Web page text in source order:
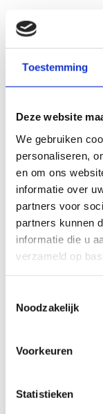
Toestemming
Deze website
We gebruiken
personaliseren,
en om ons
informatie over
partners voor
partners kunnen
informatie die u
verzameld op
Noodzakelijk
Voorkeuren
Statistieken
Na realisatie
hoogwaardige
complex zijn
Lees meer
Retail Industrie
COOLBLUE
De
Het dak is
dus binnen de